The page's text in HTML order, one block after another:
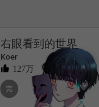
右眼看到的世界
Koer
127万